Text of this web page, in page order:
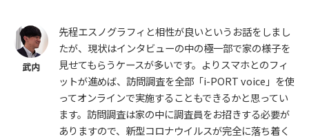
先程エスノグラフィと相性が良いというお話をしまし
たが、現状はインタビューの中の極一部で家の様子を
見せてもらうケースが多いです。よりスマホとのフィ
ットが進めば、訪問調査を全部「i-PORT voice」を使
ってオンラインで実施することもできるかと思ってい
ます。訪問調査は家の中に調査員をお招きする必要が
ありますので、新型コロナウイルスが完全に落ち着く